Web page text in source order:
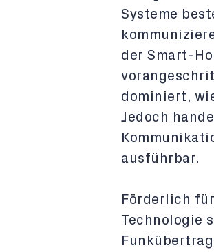
Systeme
der Smart-
dominiert,
Jedoch
ausführbar.
Förderlich
Technologie